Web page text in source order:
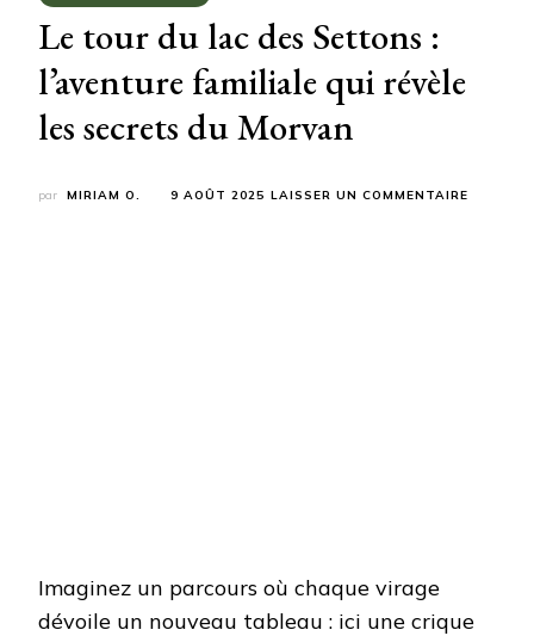
Le tour du lac des Settons :
l’aventure familiale qui révèle
les secrets du Morvan
par MIRIAM O. 9 AOÛT 2025 LAISSER UN COMMENTAIRE
Imaginez un parcours où chaque virage
dévoile un nouveau tableau : ici une crique